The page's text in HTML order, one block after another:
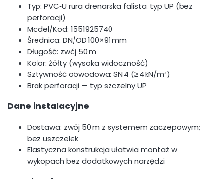
Typ: PVC‑U rura drenarska falista, typ UP (bez
perforacji)
Model/Kod: 1551925740
Średnica: DN/OD 100×91 mm
Długość: zwój 50 m
Kolor: żółty (wysoka widoczność)
Sztywność obwodowa: SN 4 (≥ 4 kN/m²)
Brak perforacji — typ szczelny UP
Dane instalacyjne
Dostawa: zwój 50 m z systemem zaczepowym;
bez uszczelek
Elastyczna konstrukcja ułatwia montaż w
wykopach bez dodatkowych narzędzi